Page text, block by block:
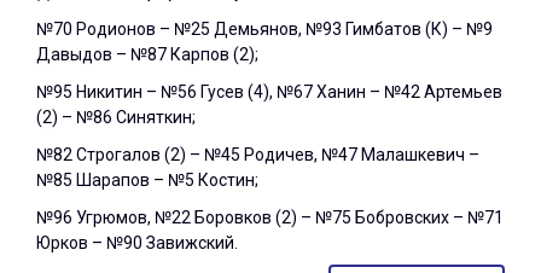
№70 Родионов – №25 Демьянов, №93 Гимбатов (К) – №9
Давыдов – №87 Карпов (2);
№95 Никитин – №56 Гусев (4), №67 Ханин – №42 Артемьев
(2) – №86 Синяткин;
№82 Строгалов (2) – №45 Родичев, №47 Малашкевич –
№85 Шарапов – №5 Костин;
№96 Угрюмов, №22 Боровков (2) – №75 Бобровских – №71
Юрков – №90 Завижский.